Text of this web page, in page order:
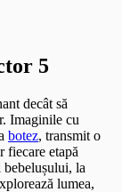
5
decât să
Imaginile cu
botez, transmit o
fiecare etapă
la
lumea,